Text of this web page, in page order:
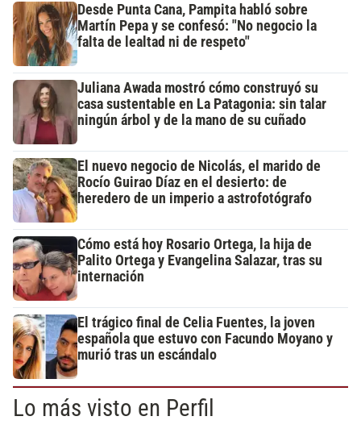
Desde Punta Cana, Pampita habló sobre
Martín Pepa y se confesó: "No negocio la
falta de lealtad ni de respeto"
Juliana Awada mostró cómo construyó su
casa sustentable en La Patagonia: sin talar
ningún árbol y de la mano de su cuñado
El nuevo negocio de Nicolás, el marido de
Rocío Guirao Díaz en el desierto: de
heredero de un imperio a astrofotógrafo
Cómo está hoy Rosario Ortega, la hija de
Palito Ortega y Evangelina Salazar, tras su
internación
El trágico final de Celia Fuentes, la joven
española que estuvo con Facundo Moyano y
murió tras un escándalo
Lo más visto en Perfil